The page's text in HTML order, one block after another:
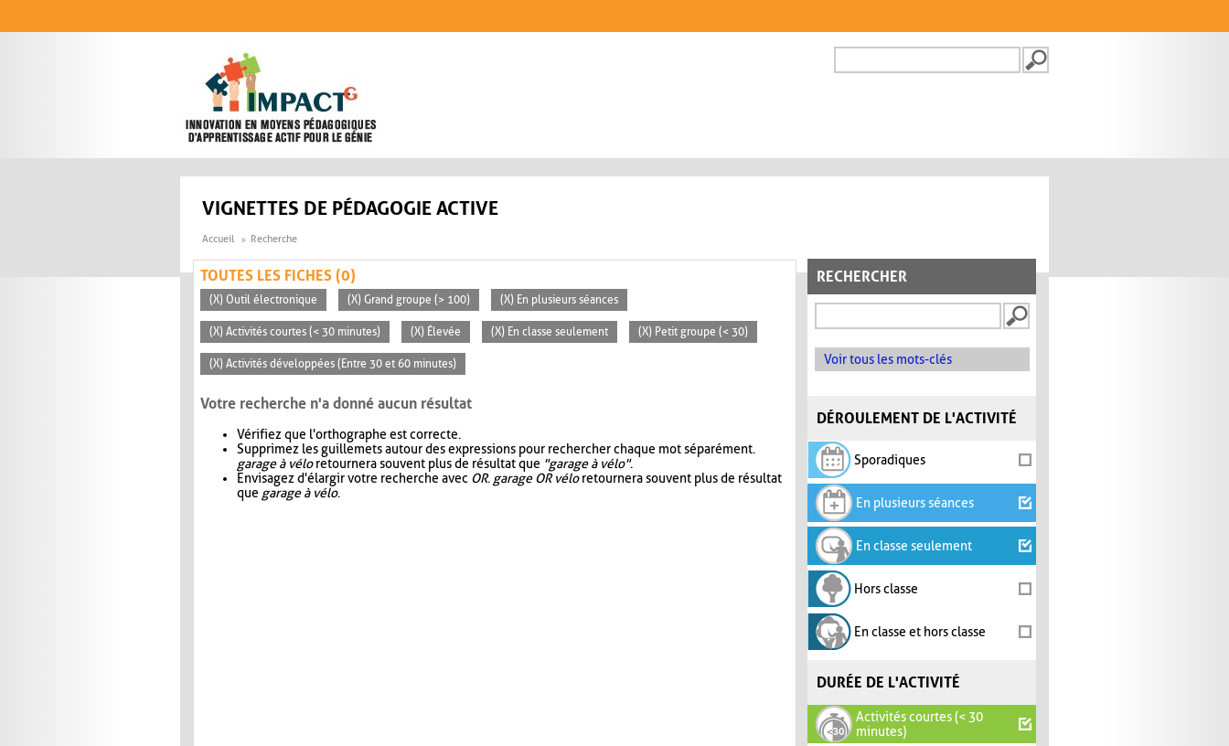
FORMULAIRE DE
VIGNETTES DE PÉDAGOGIE ACTIVE
Accueil Recherche
RECHERCHER
Voir tous les mots-clés
DÉROULEMENT DE L'ACTIVITÉ
Sporadiques
En plusieurs séances
En classe seulement
Hors classe
En classe et hors classe
DURÉE DE L'ACTIVITÉ
Activités courtes (< 30
minutes)
TOUTES LES FICHES (0)
(X) Outil électronique (X) Grand groupe (> 100) (X) En plusieurs séances
(X) Activités courtes (< 30 minutes) (X) Élevée (X) En classe seulement (X) Petit groupe (< 30)
(X) Activités développées (Entre 30 et 60 minutes)
Votre recherche n'a donné aucun résultat
Vérifiez que l'orthographe est correcte.
Supprimez les guillemets autour des expressions pour rechercher chaque mot séparément.
garage à véloretournera souvent plus de résultat que "garage à vélo".
Envisagez d'élargir votre recherche avec OR. garage OR véloretournera souvent plus de résultat
que garage à vélo.